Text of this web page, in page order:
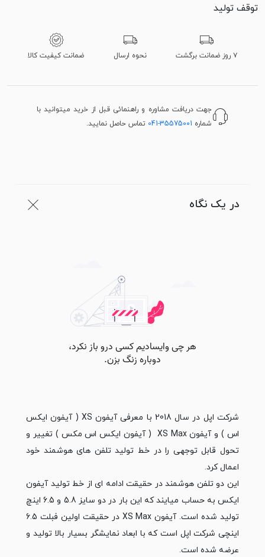
توقف تولید
۷ روز ضمانت برگشت نحوه ارسال ضمانت کیفیت کالا
جهت دریافت مشاوره و راهنمائی قبل از خرید میتوانید با
شماره 041-35575001 تماس حاصل نمایید.
در یک نگاه
شرکت اپل در سال 2018 با معرفی آیفون XS ( آیفون ایکس
اس ) و آیفون XS Max ( آیفون ایکس اس مکس ) تغییر و
تحول قابل توجهی را در خط تولید تلفن های هوشمند خود
اعمال کرد.
این دو تلفن هوشمند در حقیقت ادامه ای از خط تولید آیفون
ایکس به حساب میایند که این بار در دو سایز 5.8 و 6.5 اینچ
تولید شده است. آیفون XS Max در حقیقت اولین فبلت 6.5
اینچی شرکت اپل است که با ابعاد نمایشگر بسیار بالا تولید و
عرضه شده است.